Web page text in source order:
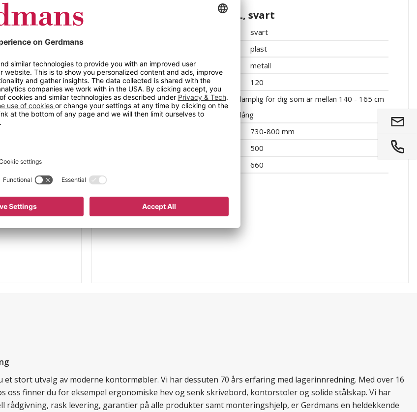
mens du
ytelsen din i
Kontorsykkel Ylva, SMALL, svart
svart
plast
Materiale
metall
Maks belastning (kg)
120
Utførelse
lämplig för dig som är mellan 140 - 165 cm
lång
730-800 mm
500
660
stort utvalg av moderne kontormøbler. Vi har dessuten 70 års erfaring med lagerinnredning. Med over 16
oss finner du for eksempel ergonomiske hev og senk skrivebord, kontorstoler og solide stålskap. Vi har
rask levering, garantier på alle produkter samt monteringshjelp, er Gerdmans en heldekkende